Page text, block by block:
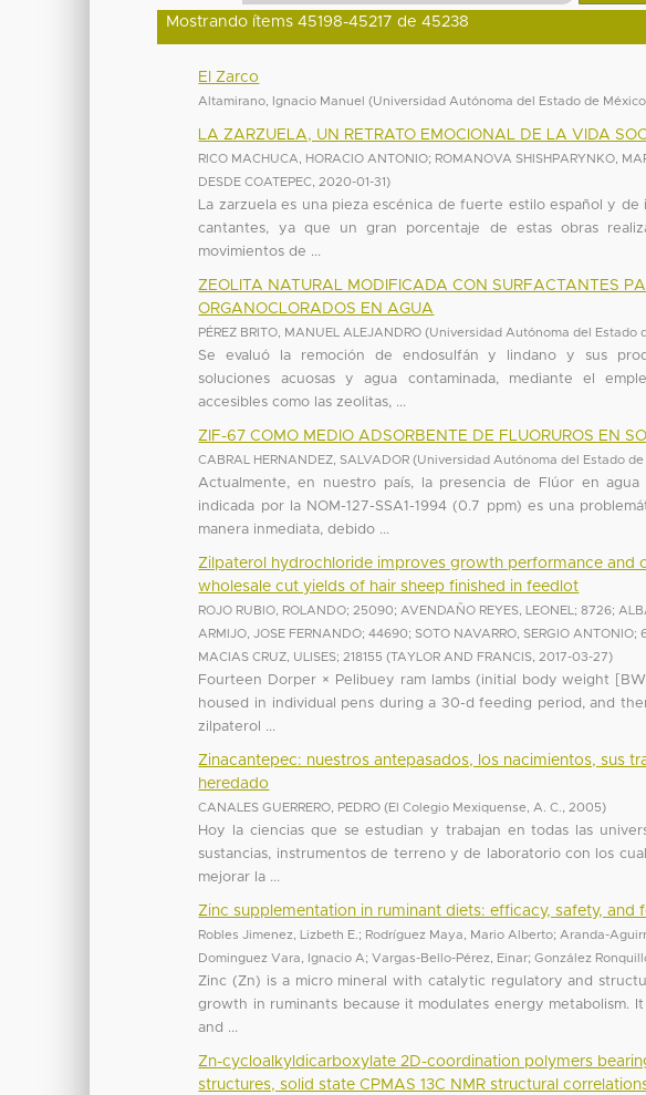
Mostrando ítems 45198-45217 de 45238
El Zarco
Altamirano, Ignacio Manuel (Universidad Autónoma del Estado de México
LA ZARZUELA, UN RETRATO EMOCIONAL DE LA VIDA
RICO MACHUCA, HORACIO ANTONIO; ROMANOVA SHISHPARYNKO,
DESDE COATEPEC
2020-01-31)
La zarzuela es una pieza escénica de fuerte estilo español y
cantantes, ya que un gran porcentaje de estas obras
movimientos de ...
ZEOLITA NATURAL MODIFICADA CON SURFACTANTES
ORGANOCLORADOS EN AGUA
PÉREZ BRITO, MANUEL ALEJANDRO (Universidad Autónoma del Estado
Se evaluó la remoción de endosulfán y lindano y sus
soluciones acuosas y agua contaminada, mediante el
accesibles como las zeolitas, ...
ZIF-67 COMO MEDIO ADSORBENTE DE FLUORUROS EN
CABRAL HERNANDEZ, SALVADOR (Universidad Autónoma del Estado de
Actualmente, en nuestro país, la presencia de Flúor en
indicada por la NOM-127-SSA1-1994 (0.7 ppm) es una
manera inmediata, debido ...
Zilpaterol hydrochloride improves growth performance and
wholesale cut yields of hair sheep finished in feedlot
ROJO RUBIO, ROLANDO; 25090; AVENDAÑO REYES, LEONEL; 8726;
ARMIJO, JOSE FERNANDO; 44690;SOTO NAVARRO, SERGIO ANTONIO;
MACIAS CRUZ, ULISES; 218155 (TAYLOR AND FRANCIS 2017-03-27)
Fourteen Dorper × Pelibuey ram lambs (initial body weight
housed in individual pens during a 30-d feeding period, and
zilpaterol ...
Zinacantepec: nuestros antepasados, los nacimientos, sus
heredado
CANALES GUERRERO, PEDRO (El Colegio Mexiquense, A. C. 2005)
Hoy la ciencias que se estudian y trabajan en todas las
sustancias, instrumentos de terreno y de laboratorio con los
mejorar la ...
Zinc supplementation in ruminant diets: efficacy, safety, and
Robles Jimenez, Lizbeth E. ; Rodríguez Maya, Mario Alberto; Aranda-
Dominguez Vara, Ignacio A;Vargas-Bello-Pérez, Einar;González
Zinc (Zn) is a micro mineral with catalytic regulatory and
growth in ruminants because it modulates energy metabolism.
and ...
Zn-cycloalkyldicarboxylate 2D-coordination polymers
structures, solid state CPMAS 13C NMR structural